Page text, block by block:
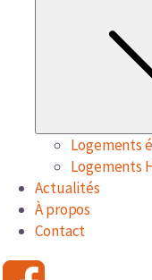
Logements
Logements
Actualités
À propos
Contact